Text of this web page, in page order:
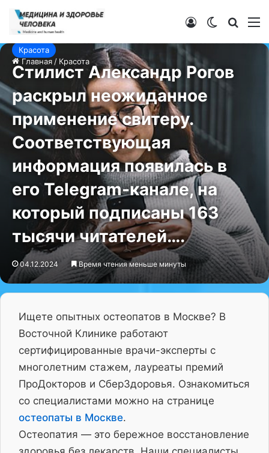
Switch skin
Войти
Главная/ Красота
Красота
Стилист Александр Рогов
раскрыл неожиданное
применение свитеру.
Соответствующая
информация появилась в
его Telegram-канале, на
который подписаны 163
тысячи читателей….
04.12.2024 Время чтения меньше минуты
Ищете опытных остеопатов в Москве? В
Восточной Клинике работают
сертифицированные врачи-эксперты с
многолетним стажем, лауреаты премий
ПроДокторов и СберЗдоровья. Ознакомиться
со специалистами можно на странице
остеопаты в Москве.
Остеопатия — это бережное восстановление